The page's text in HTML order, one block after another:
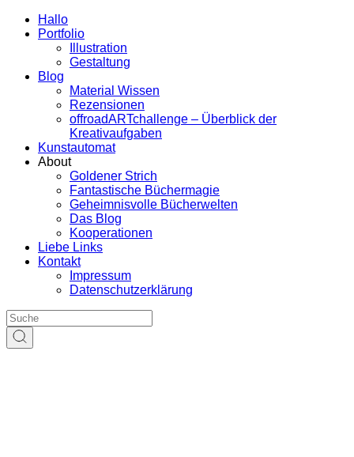
Hallo
Portfolio
Illustration
Gestaltung
Blog
Material Wissen
Rezensionen
offroadARTchallenge – Überblick der
Kreativaufgaben
Kunstautomat
About
Goldener Strich
Fantastische Büchermagie
Geheimnisvolle Bücherwelten
Das Blog
Kooperationen
Liebe Links
Kontakt
Impressum
Datenschutzerklärung